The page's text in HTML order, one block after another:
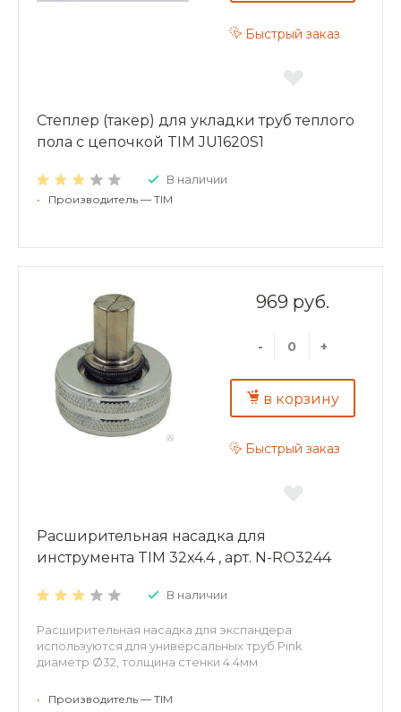
Быстрый заказ
Степлер (такер) для укладки труб теплого
пола с цепочкой TIM JU1620S1
В наличии
• Производитель — TIM
969 руб.
- +
в корзину
Быстрый заказ
Расширительная насадка для
инструмента TIM 32x4.4 , арт. N-RO3244
В наличии
Расширительная насадка для экспандера
используются для универсальных труб Pink
диаметр Ø32, толщина стенки 4.4мм
• Производитель — TIM